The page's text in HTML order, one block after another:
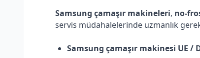
Samsung çamaşır makineleri, no-
servis müdahalelerinde uzmanlık
Samsung çamaşır makinesi UE /